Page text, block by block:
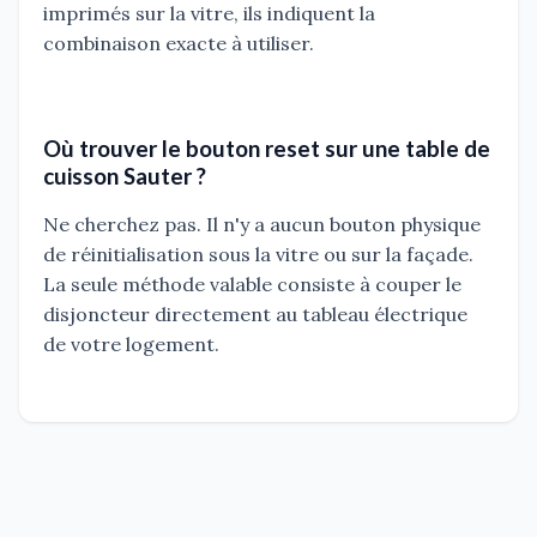
imprimés sur la vitre, ils indiquent la
combinaison exacte à utiliser.
Où trouver le bouton reset sur une table de
cuisson Sauter ?
Ne cherchez pas. Il n'y a aucun bouton physique
de réinitialisation sous la vitre ou sur la façade.
La seule méthode valable consiste à couper le
disjoncteur directement au tableau électrique
de votre logement.